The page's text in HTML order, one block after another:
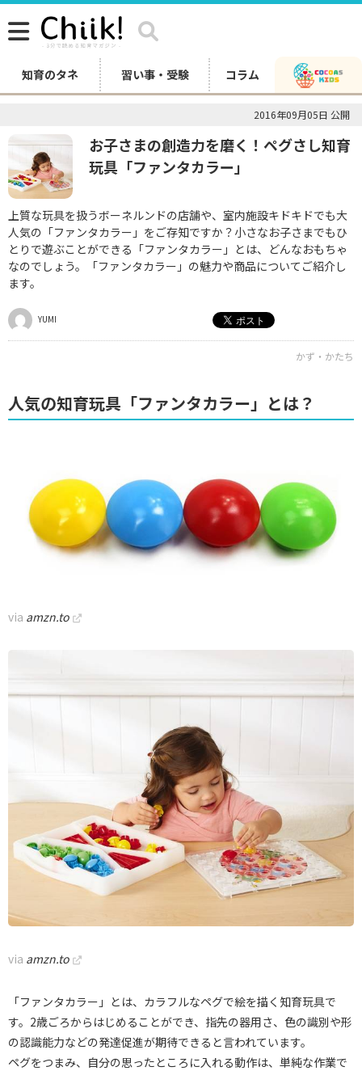
知育のタネ 習い事・受験 コラム
2016年09月05日 公開
お子さまの創造力を磨く！ペグさし知育
玩具「ファンタカラー」
上質な玩具を扱うボーネルンドの店舗や、室内施設キドキドでも大
人気の「ファンタカラー」をご存知ですか？小さなお子さまでもひ
とりで遊ぶことができる「ファンタカラー」とは、どんなおもちゃ
なのでしょう。「ファンタカラー」の魅力や商品についてご紹介し
ます。
YUMI
かず・かたち
人気の知育玩具「ファンタカラー」とは？
via amzn.to
via amzn.to
「ファンタカラー」とは、カラフルなペグで絵を描く知育玩具で
す。2歳ごろからはじめることができ、指先の器用さ、色の識別や形
の認識能力などの発達促進が期待できると言われています。
ペグをつまみ、自分の思ったところに入れる動作は、単純な作業で